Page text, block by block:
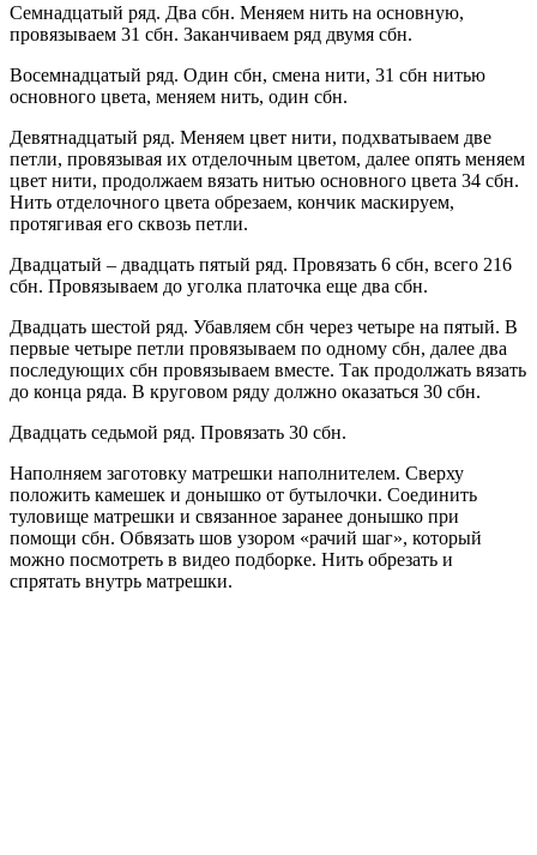
Семнадцатый ряд. Два сбн. Меняем нить на основную,
провязываем 31 сбн. Заканчиваем ряд двумя сбн.
Восемнадцатый ряд. Один сбн, смена нити, 31 сбн нитью
основного цвета, меняем нить, один сбн.
Девятнадцатый ряд. Меняем цвет нити, подхватываем две
петли, провязывая их отделочным цветом, далее опять меняем
цвет нити, продолжаем вязать нитью основного цвета 34 сбн.
Нить отделочного цвета обрезаем, кончик маскируем,
протягивая его сквозь петли.
Двадцатый – двадцать пятый ряд. Провязать 6 сбн, всего 216
сбн. Провязываем до уголка платочка еще два сбн.
Двадцать шестой ряд. Убавляем сбн через четыре на пятый. В
первые четыре петли провязываем по одному сбн, далее два
последующих сбн провязываем вместе. Так продолжать вязать
до конца ряда. В круговом ряду должно оказаться 30 сбн.
Двадцать седьмой ряд. Провязать 30 сбн.
Наполняем заготовку матрешки наполнителем. Сверху
положить камешек и донышко от бутылочки. Соединить
туловище матрешки и связанное заранее донышко при
помощи сбн. Обвязать шов узором «рачий шаг», который
можно посмотреть в видео подборке. Нить обрезать и
спрятать внутрь матрешки.